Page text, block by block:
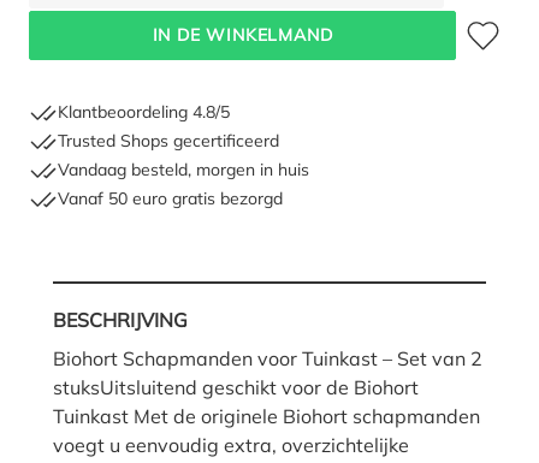
IN DE WINKELMAND
Klantbeoordeling 4.8/5
Trusted Shops gecertificeerd
Vandaag besteld, morgen in huis
Vanaf 50 euro gratis bezorgd
BESCHRIJVING
Biohort Schapmanden voor Tuinkast – Set van 2
stuksUitsluitend geschikt voor de Biohort
Tuinkast Met de originele Biohort schapmanden
voegt u eenvoudig extra, overzichtelijke